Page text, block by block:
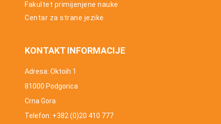
Fakultet primijenjene nauke
Centar za strane jezike
KONTAKT INFORMACIJE
Adresa: Oktoih 1
81000 Podgorica
Crna Gora
Telefon: +382 (0)20 410 777